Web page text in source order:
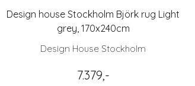
Design house Stockholm Björk rug Light
grey, 170x240cm
Design House Stockholm
7.379,-